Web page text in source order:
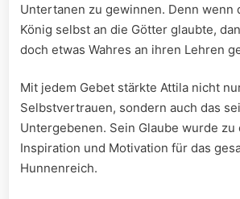
Untertanen zu ​gewinnen. ⁣Denn wenn‌
König ⁢selbst an die‌ Götter glaubte,
doch etwas Wahres ⁤an ⁣ihren Lehren
Mit jedem Gebet stärkte Attila nicht
Selbstvertrauen,‌ sondern‍ auch das
⁢Untergebenen. Sein Glaube wurde​
Inspiration ⁤und Motivation für das
Hunnenreich.